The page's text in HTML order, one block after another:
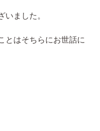
いました。
とはそちらにお世話に